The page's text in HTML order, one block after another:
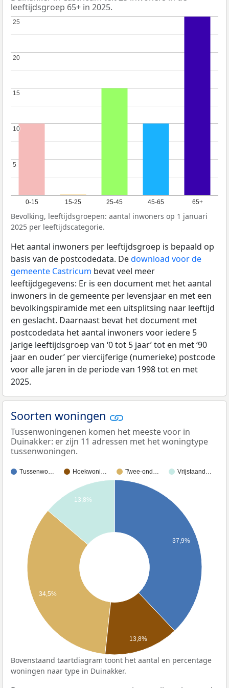
leeftijdsgroep 65+ in 2025.
0-15 15-25 25-45 45-65 65+
5
5
10
10
15
15
20
20
25
25
Bevolking, leeftijdsgroepen: aantal inwoners op 1 januari
2025 per leeftijdscategorie.
Het aantal inwoners per leeftijdsgroep is bepaald op
basis van de postcodedata. Dedownload voor de
gemeente Castricum bevat veel meer
leeftijdgegevens: Er is een document met het aantal
inwoners in de gemeente per levensjaar en met een
bevolkingspiramide met een uitsplitsing naar leeftijd
en geslacht. Daarnaast bevat het document met
postcodedata het aantal inwoners voor iedere 5
jarige leeftijdsgroep van ‘0 tot 5 jaar’ tot en met ‘90
jaar en ouder’ per viercijferige (numerieke) postcode
voor alle jaren in de periode van 1998 tot en met
2025.
Soorten woningen
Tussenwoningenen komen het meeste voor in
Duinakker: er zijn 11 adressen met het woningtype
tussenwoningen.
Tussenwo… Hoekwoni… Twee-ond… Vrijstaand…
37,9%
13,8%
34,5%
13,8%
Bovenstaand taartdiagram toont het aantal en percentage
woningen naar type in Duinakker.